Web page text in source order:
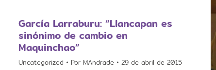
García Larraburu: “Llancapan es
sinónimo de cambio en
Maquinchao”
Uncategorized Por MAndrade 29 de abril de 2015